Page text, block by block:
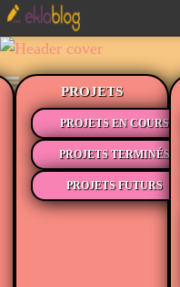
PROJETS
PROJETS EN COURS
PROJETS TERMINÉS
PROJETS FUTURS